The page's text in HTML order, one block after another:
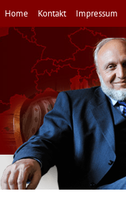
Direkt
zum
Inhalt
Home Kontakt Impressum